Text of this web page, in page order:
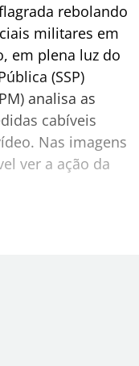
rebolando
militares em
em plena luz do
(SSP)
analisa as
cabíveis
Nas imagens
ver a ação da